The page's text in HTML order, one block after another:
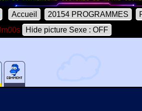
Accueil 20154 PROGRAMMES
Hide picture Sexe : OFF